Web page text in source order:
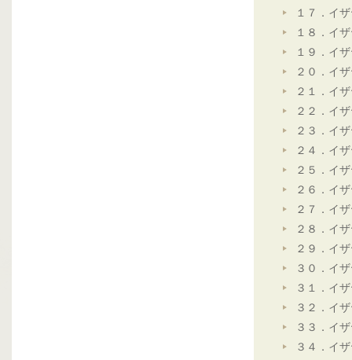
１７．イ
１８．イ
１９．イ
２０．イ
２１．イ
２２．イ
２３．イ
２４．イ
２５．イ
２６．イ
２７．イ
２８．イ
２９．イ
３０．イ
３１．イ
３２．イ
３３．イ
３４．イ